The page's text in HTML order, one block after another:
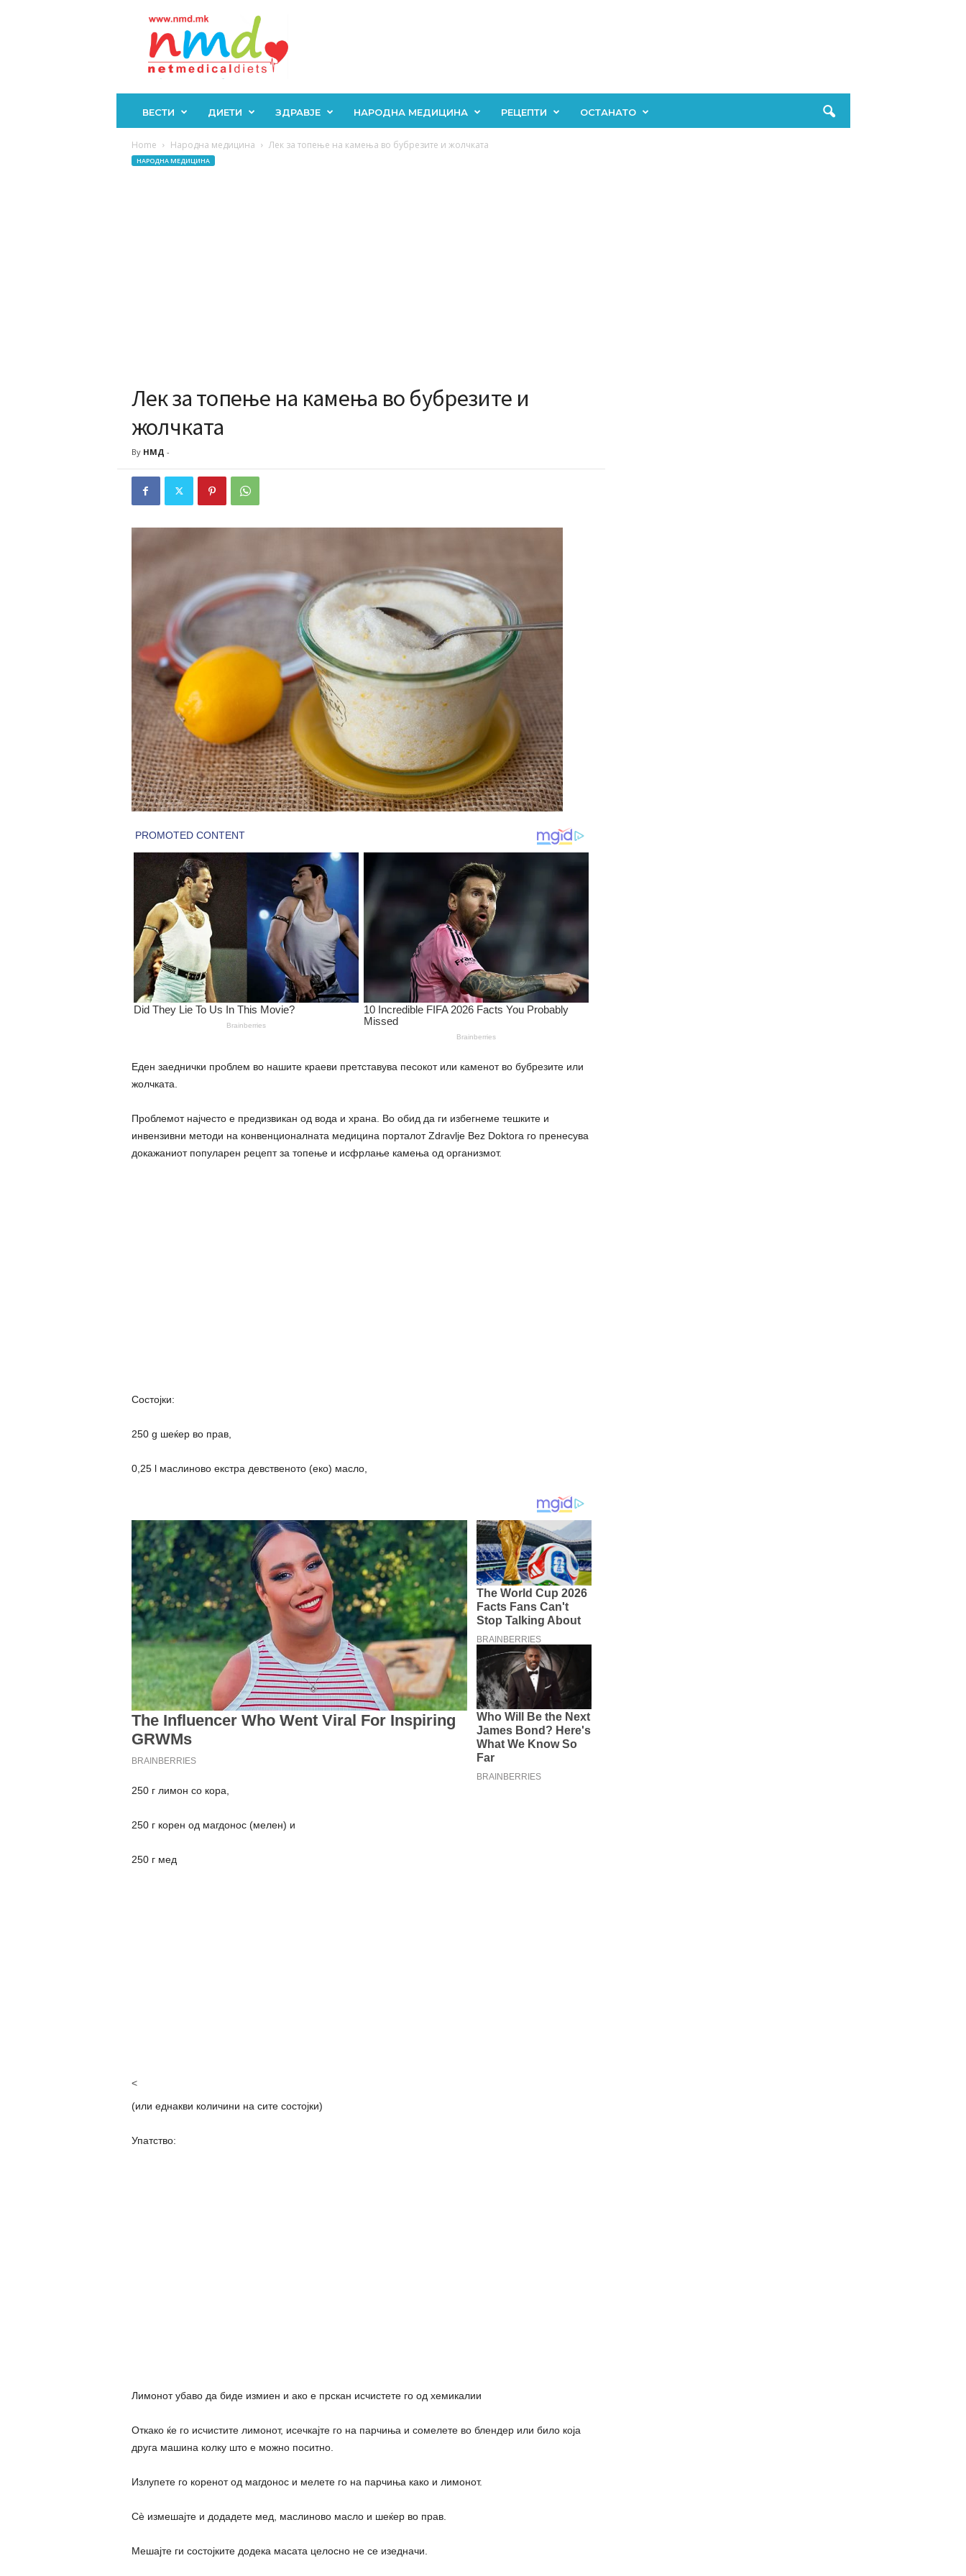
ВЕСТИ ДИЕТИ ЗДРАВЈЕ НАРОДНА МЕДИЦИНА РЕЦЕПТИ ОСТАНАТО
Home Народна медицина Лек за топење на камења во бубрезите и жолчката
НАРОДНА МЕДИЦИНА
Лек за топење на камења во бубрезите и
жолчката
By НМД -
Еден заеднички проблем во нашите краеви претставува песокот или каменот во бубрезите или
жолчката.
Проблемот најчесто е предизвикан од вода и храна. Во обид да ги избегнеме тешките и
инвензивни методи на конвенционалната медицина порталот Zdravlje Bez Doktora го пренесува
докажаниот популарен рецепт за топење и исфрлање камења од организмот.
Состојки:
250 g шеќер во прав,
0,25 l маслиново екстра девственото (еко) масло,
250 г лимон со кора,
250 г корен од магдонос (мелен) и
250 г мед
<
(или еднакви количини на сите состојки)
Упатство:
Лимонот убаво да биде измиен и ако е прскан исчистете го од хемикалии​
Откако ќе го исчистите лимонот, исечкајте го на парчиња и сомелете во блендер или било која
друга машина колку што е можно поситно.
Излупете го коренот од магдонос и мелете го на парчиња како и лимонот.
Сѐ измешајте и додадете мед, маслиново масло и шеќер во прав.
Мешајте ги состојките додека масата целосно не се изедначи.